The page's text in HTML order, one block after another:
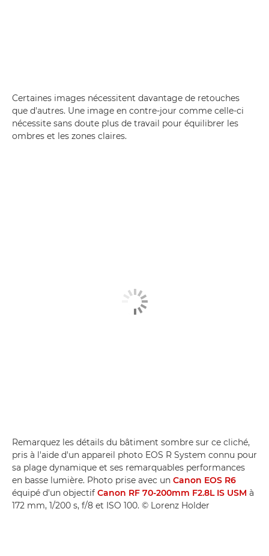
Certaines images nécessitent davantage de retouches
que d'autres. Une image en contre-jour comme celle-ci
nécessite sans doute plus de travail pour équilibrer les
ombres et les zones claires.
Remarquez les détails du bâtiment sombre sur ce cliché,
pris à l'aide d'un appareil photo EOS R System connu pour
sa plage dynamique et ses remarquables performances
en basse lumière. Photo prise avec un Canon EOS R6
équipé d'un objectif Canon RF 70-200mm F2.8L IS USM à
172 mm, 1/200 s, f/8 et ISO 100. © Lorenz Holder